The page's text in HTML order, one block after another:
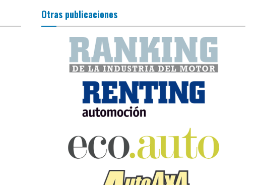
Otras publicaciones